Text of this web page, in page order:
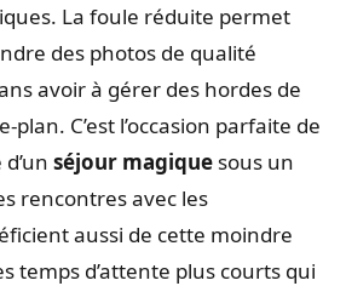
La foule réduite permet
des photos de qualité
avoir à gérer des hordes de
C’est l’occasion parfaite de
séjour magique sous un
rencontres avec les
aussi de cette moindre
temps d’attente plus courts qui